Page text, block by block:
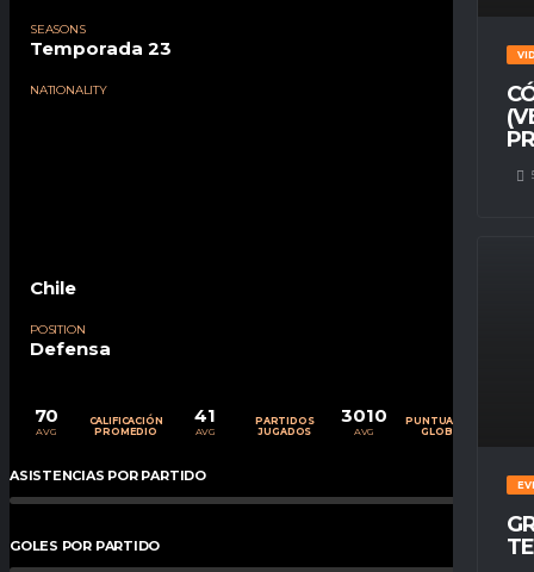
SEASONS
Temporada 23
NATIONALITY
Chile
POSITION
Defensa
70
AVG
CALIFICACIÓN
PROMEDIO
41
AVG
PARTIDOS
JUGADOS
3010
AVG
PUNTUACIÓN
GLOBAL
ASISTENCIAS POR PARTIDO 0%
GOLES POR PARTIDO 0%